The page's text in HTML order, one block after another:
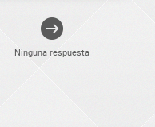
Ninguna respuesta